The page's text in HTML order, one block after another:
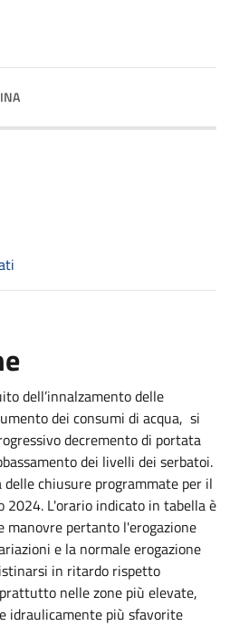
dell’innalzamento delle
dei consumi di acqua, si
decremento di portata
dei livelli dei serbatoi.
chiusure programmate per il
2024. L'orario indicato in tabella è
pertanto l'erogazione
e la normale erogazione
in ritardo rispetto
nelle zone più elevate,
idraulicamente più sfavorite